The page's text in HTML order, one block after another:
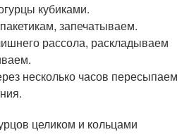
кубиками.
запечатываем.
рассола, раскладываем
несколько часов пересыпаем
целиком и кольцами